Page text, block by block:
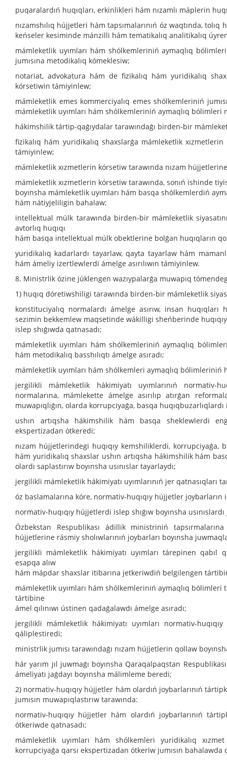
puqaralardıń huqıqları, erkinlikleri hám nızamlı máplerin
nızamshılıq hújjetleri hám tapsımalarınıń óz waqtında,
keńseler kesiminde mánzilli hám tematikalıq analitikalıq
mámleketlik uyımları hám shólkemleriniń aymaqlıq
jumısına metodikalıq kómeklesiw;
notariat, advokatura hám de fizikalıq hám yuridikalıq
kórsetiwin támiyinlew;
mámleketlik emes kommerciyalıq emes shólkemleriniń
mámleketlik uyımları hám shólkemleriniń aymaqlıq
hákimshilik tártip-qaǵıydalar tarawındaǵı birden-bir
fizikalıq hám yuridikalıq shaxslarǵa mámleketlik
támiyinlew;
mámleketlik xızmetlerin kórsetiw tarawında nızam
mámleketlik xızmetlerin kórsetiw tarawında, sonıń ishinde
boyınsha mámleketlik uyımları hám basqa shólkemlerdiń
hám nátiyjeliligin bahalaw;
intellektual múlk tarawında birden-bir mámleketlik
avtorlıq huqıqı
hám basqa intellektual múlk obektlerine bolǵan huqıqların
yuridikalıq kadarlardı tayarlaw, qayta tayarlaw hám
hám ámeliy izertlewlerdi ámelge asırılıwın támiyinlew.
8. Ministrlik ózine júklengen wazıypalarǵa muwapıq
1) huqıq dóretiwshiligi tarawında birden-bir mámleketlik
konstituciyalıq normalardı ámelge asırıw, insan
sezimin bekkemlew maqsetinde wákilligi sheńberinde
islep shıǵıwda qatnasadı;
mámleketlik uyımları hám shólkemleriniń aymaqlıq
hám metodikalıq basshılıqtı ámelge asıradı;
mámleketlik uyımları hám shólkemleri aymaqlıq bólimleriniń
jergilikli mámleketlik hákimiyatı uyımlarınıń normativ-
normalarına, mámlekette ámelge asırılıp atırǵan
muwapıqlıǵın, olarda korrupciyaǵa, basqa
ushın artıqsha hákimshilik hám basqa sheklewlerdi
ekspertizadan ótkeredi;
nızam hújjetlerindegi huqıqıy kemshiliklerdi, korrupciyaǵa,
hám yuridikalıq shaxslar ushın artıqsha hákimshilik hám
olardı saplastırıw boyınsha usınıslar tayarlaydı;
jergilikli mámleketlik hákimiyatı uyımlarınıń jer qatnasıqları
óz baslamalarına kóre, normativ-huqıqıy hújjetler
normativ-huqıqıy hújjetlerdi islep shıǵıw boyınsha
Ózbekstan Respublikası ádillik ministriniń
hújjetlerine rásmiy sholıwlarınıń joybarları boyınsha
jergilikli mámleketlik hákimiyatı uyımları tárepinen qabıl
esapqa alıw
hám mápdar shaxslar itibarına jetkeriwdiń belgilengen
mámleketlik uyımları hám shólkemleriniń aymaqlıq
tártibine
ámel qılınıwı ústinen qadaǵalawdı ámelge asıradı;
jergilikli mámleketlik hákimiyatı uyımları normativ-
qáliplestiredi;
ministrlik jumısı tarawındaǵı nızam hújjetlerin qollaw
hár yarım jıl juwmaǵı boyınsha Qaraqalpaqstan
ámeliyatı jaǵdayı boyınsha málimleme beredi;
2) normativ-huqıqıy hújjetler hám olardıń joybarlarınıń
jumısın muwapıqlastırıw tarawında:
normativ-huqıqıy hújjetler hám olardıń joybarlarınıń
ótkeriwde qatnasadı;
mámleketlik uyımları hám shólkemleri yuridikalıq
korrupciyaǵa qarsı ekspertizadan ótkeriw jumısın bahalawda